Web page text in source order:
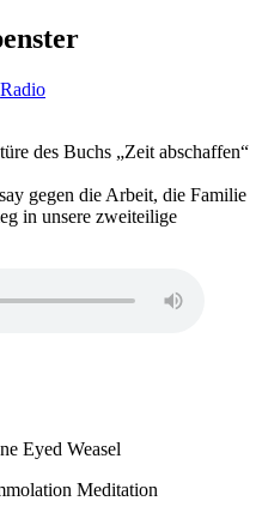
Radio
des Buchs „Zeit abschaffen“
gegen die Arbeit, die Familie
in unsere zweiteilige
Eyed Weasel
Meditation